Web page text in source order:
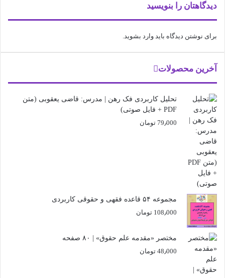
دیدگاهتان را بنویسید
برای نوشتن دیدگاه باید وارد بشوید
آخرین محصولات
تحلیل کاربردی فک رهن | مدرس: قاضی یعقوبی (متن
PDF + فایل صوتی)
79٫000 تومان
مجموعه ۵۴ قاعده فقهی و حقوقی کاربردی
108٫000 تومان
مختصر «مقدمه علم حقوق» | ۸۰ صفحه
48٫000 تومان